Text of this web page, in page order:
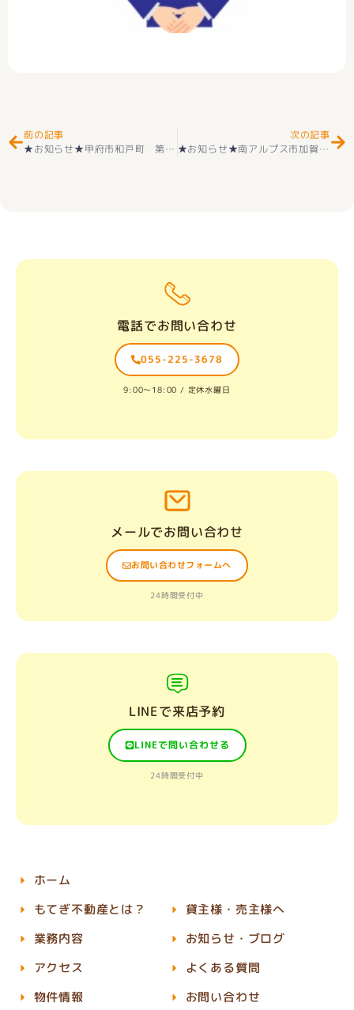
前の記事
★お知らせ★甲府市和戸町 第1 新築建売住宅 好評販売中
次の記事
★お知らせ★南アルプス市加賀美 新築建売住宅好評販売
電話でお問い合わせ
055-225-3678
9:00〜18:00 / 定休水曜日
メールでお問い合わせ
お問い合わせフォームへ
24時間受付中
LINEで来店予約
LINEで問い合わせる
24時間受付中
ホーム
もてぎ不動産とは？
業務内容
アクセス
物件情報
貸主様・売主様へ
お知らせ・ブログ
よくある質問
お問い合わせ